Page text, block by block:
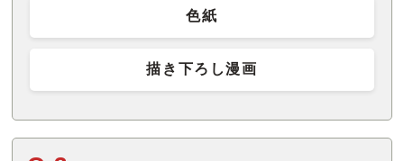
色紙
描き下ろし漫画